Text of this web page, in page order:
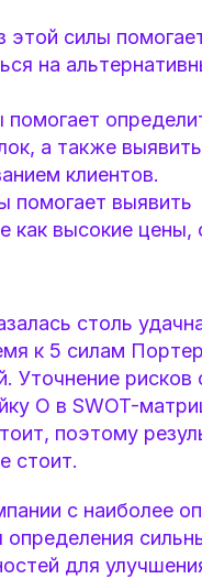
этой силы
на
а также
клиентов.
помогает выявить
высокие цены,
столь
к 5 силам
рисков
О в SWOT-
поэтому
стоит.
с наиболее
для